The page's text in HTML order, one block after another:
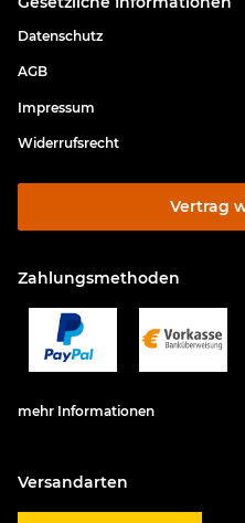
Datenschutz
AGB
Impressum
Widerrufsrecht
Vertrag
Zahlungsmethoden
mehr Informationen
Versandarten